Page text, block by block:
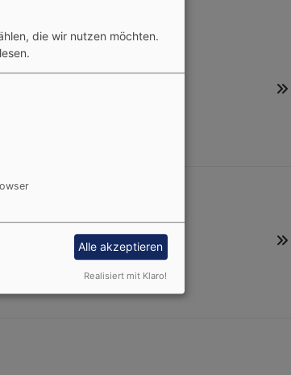
die wir nutzen möchten.
lesen.
Alle akzeptieren
Realisiert mit Klaro!